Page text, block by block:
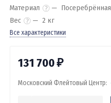
Материал
Посеребрённая
Вес
2 кг
Все характеристики
131 700₽
Московский Флейтовый Центр: